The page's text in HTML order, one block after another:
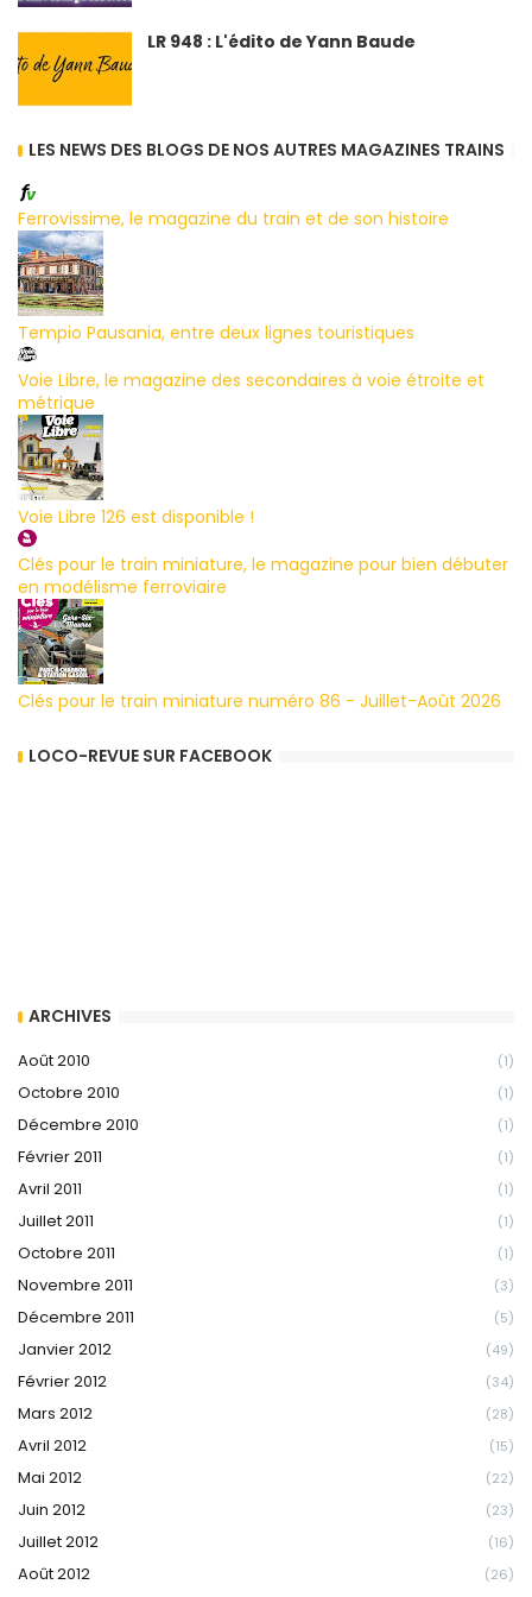
LR 948 : L'édito de Yann Baude
LES NEWS DES BLOGS DE NOS AUTRES MAGAZINES TRAINS
Ferrovissime, le magazine du train et de son histoire
Tempio Pausania, entre deux lignes touristiques
Voie Libre, le magazine des secondaires à voie étroite et
métrique
Voie Libre 126 est disponible !
Clés pour le train miniature, le magazine pour bien débuter
en modélisme ferroviaire
Clés pour le train miniature numéro 86 - Juillet-Août 2026
LOCO-REVUE SUR FACEBOOK
ARCHIVES
Août 2010 (1)
Octobre 2010 (1)
Décembre 2010 (1)
Février 2011 (1)
Avril 2011 (1)
Juillet 2011 (1)
Octobre 2011 (1)
Novembre 2011 (3)
Décembre 2011 (5)
Janvier 2012 (49)
Février 2012 (34)
Mars 2012 (28)
Avril 2012 (15)
Mai 2012 (22)
Juin 2012 (23)
Juillet 2012 (16)
Août 2012 (26)